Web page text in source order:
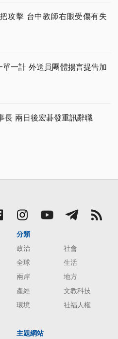
攻擊 台中教師右眼受傷有失
一計 外送員團體揚言提告加
長 兩日後宏碁發重訊辭職
分類
政治
社會
全球
生活
兩岸
地方
產經
文教科技
環境
社福人權
主題網站